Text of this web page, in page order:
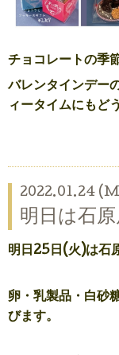
チョコレートの季
バレンタインデー
ィータイムにもど
2022.01.24
明日は石
明日25日(火)は石
卵・乳製品・白砂
びます。